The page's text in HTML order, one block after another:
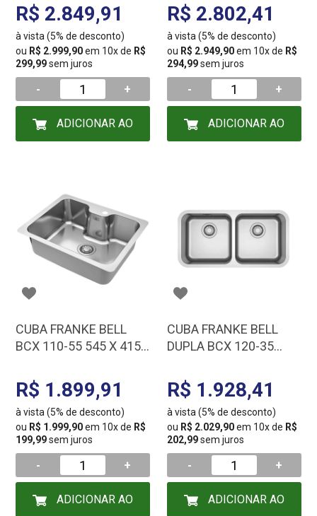
TECTONITE 16781
R$ 2.849,91
à vista (5% de desconto)
ou R$ 2.999,90em 10x de R$
299,99sem juros
- +
16098
R$ 2.802,41
à vista (5% de desconto)
ou R$ 2.949,90em 10x de R$
294,99sem juros
- +
CUBA FRANKE BELL
BCX 110-55 545 X 415
R$ 1.899,91
à vista (5% de desconto)
ou R$ 1.999,90em 10x de R$
199,99sem juros
- +
CUBA FRANKE BELL
DUPLA BCX 120-35
R$ 1.928,41
à vista (5% de desconto)
ou R$ 2.029,90em 10x de R$
202,99sem juros
- +